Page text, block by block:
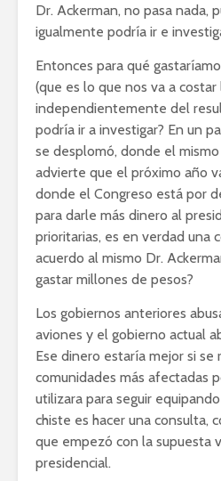
Dr. Ackerman, no pasa nada,
igualmente podría ir e
Entonces para qué
(que es lo que nos va a costar
independientemente del
podría ir a investigar? En un
se desplomó, donde el
advierte que el próximo año
donde el Congreso está por
para darle más dinero al
prioritarias, es en verdad una
acuerdo al mismo Dr.
gastar millones de pesos?
Los gobiernos anteriores
aviones y el gobierno actual
Ese dinero estaría mejor si se
comunidades más afectadas
utilizara para seguir
chiste es hacer una consulta,
que empezó con la supuesta
presidencial.